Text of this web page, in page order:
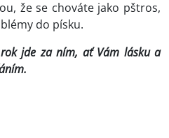
že se chováte jako pštros,
do písku.
jde za ním, ať Vám lásku a